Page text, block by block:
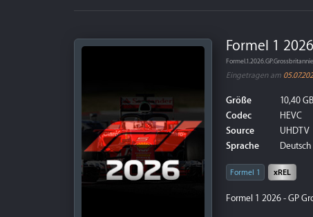
Formel 1
Eingetragen am
Größe
10,40 GB
Codec
HEVC
Source
UHDTV
Sprache
Formel 1 xREL
Formel 1 2026 - GP